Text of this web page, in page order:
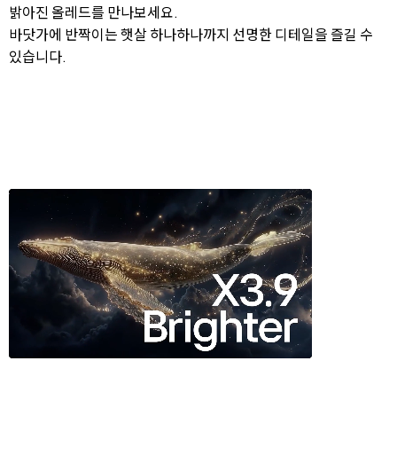
밝아진 올레드를 만나보세요.
바닷가에 반짝이는 햇살 하나하나까지 선명한 디테일을 즐길 수
있습니다.